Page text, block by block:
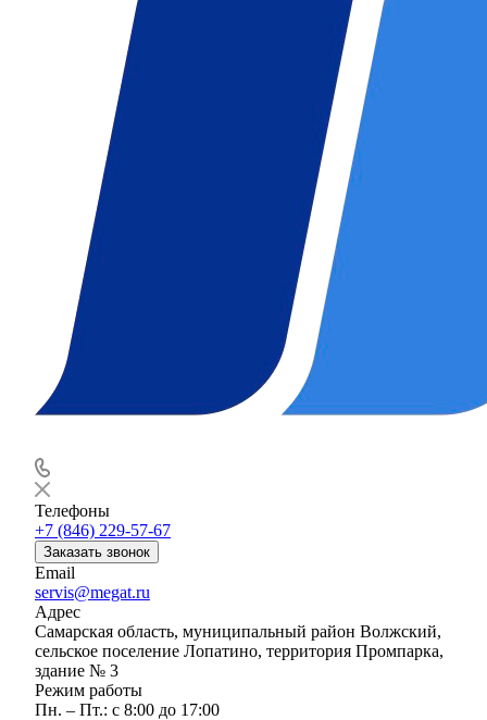
Телефоны
+7 (846) 229-57-67
Заказать звонок
Email
servis@megat.ru
Адрес
Самарская область, муниципальный район Волжский,
сельское поселение Лопатино, территория Промпарка,
здание № 3
Режим работы
Пн. – Пт.: с 8:00 до 17:00